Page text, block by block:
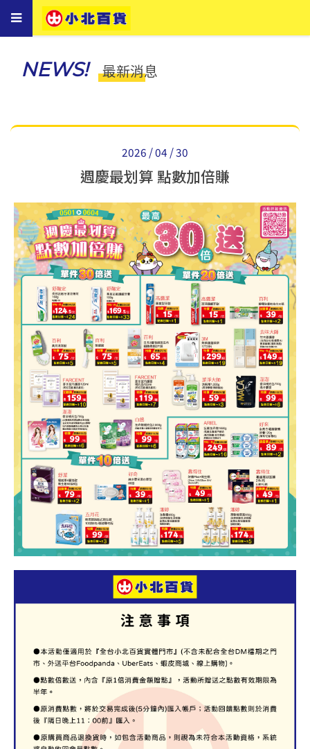
Toggle
navigation
NEWS! 最新消息
2026 / 04 / 30
週慶最划算 點數加倍賺